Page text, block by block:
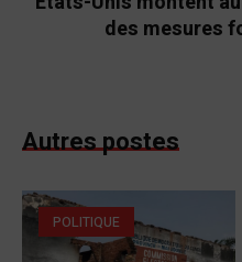
des mesures
Autres postes
POLITIQUE